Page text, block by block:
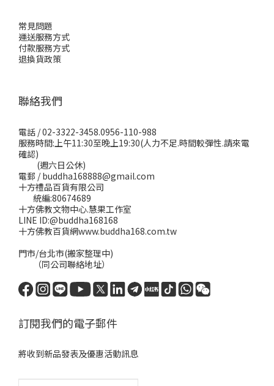
常見問題
運送服務方式
付款服務方式
退換貨政策
聯絡我們
電話 / 02-3322-3458.0956-110-988
服務時間:上午11:30至晚上19:30(人力不足.時間較彈性.請來電
確認)
(週六日公休)
電郵 / buddha168888@gmail.com
十方禮品百貨有限公司
統編:80674689
十方佛教文物中心.慧果工作室
LINE ID:@buddha168168
十方佛教百貨網www.buddha168.com.tw
門市/台北市(搬家整理中)
（同公司聯絡地址）
訂閱我們的電子郵件
將收到新品發表及優惠活動訊息